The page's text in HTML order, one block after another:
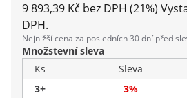
9 893,39 Kč bez DPH (21%)
DPH.
Nejnižší cena za posledních 30 dní před
Množstevní sleva
Ks
Sleva
3+
3%